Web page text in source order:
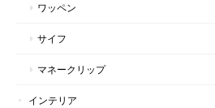
ワッペン
サイフ
マネークリップ
インテリア